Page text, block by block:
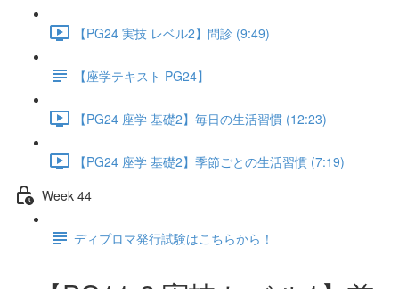
【PG24 実技 レベル2】問診 (9:49)
【座学テキスト PG24】
【PG24 座学 基礎2】毎日の生活習慣 (12:23)
【PG24 座学 基礎2】季節ごとの生活習慣 (7:19)
Week 44
ディプロマ発行試験はこちらから！